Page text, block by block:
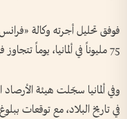
75 مليوناً في ألمانيا، يوماً تتجاوز فيه درجات الحرارة 35 درجة مئوية.
في تاريخ البلاد، مع توقعات ببلوغ 42 درجة في بعض المناطق.